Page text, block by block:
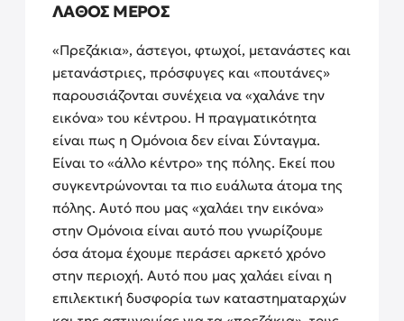
ΛΑΘΟΣ ΜΕΡΟΣ
«Πρεζάκια», άστεγοι, φτωχοί, μετανάστες και
μετανάστριες, πρόσφυγες και «πουτάνες»
παρουσιάζονται συνέχεια να «χαλάνε την
εικόνα» του κέντρου. Η πραγματικότητα
είναι πως η Ομόνοια δεν είναι Σύνταγμα.
Είναι το «άλλο κέντρο» της πόλης. Εκεί που
συγκεντρώνονται τα πιο ευάλωτα άτομα της
πόλης. Αυτό που μας «χαλάει την εικόνα»
στην Ομόνοια είναι αυτό που γνωρίζουμε
όσα άτομα έχουμε περάσει αρκετό χρόνο
στην περιοχή. Αυτό που μας χαλάει είναι η
επιλεκτική δυσφορία των καταστηματαρχών